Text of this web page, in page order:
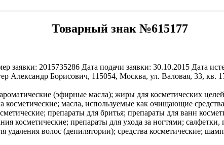
Товарный знак №615177
заявки: 2015735286 Дата подачи заявки: 30.10.2015 Дата
Александр Борисович, 115054, Москва, ул. Валовая, 33, кв.
(эфирные масла); жиры для косметических
косметические; масла, используемые как очищающие
препараты для бритья; препараты для ванн
косметические; препараты для ухода за ногтями;
удаления волос (депилятории); средства косметические;